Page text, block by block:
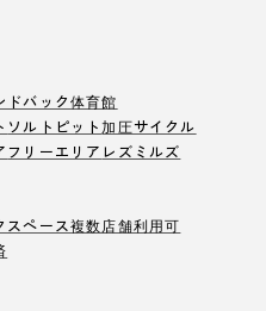
ドバック体育館
ソルトピット加圧サイクル
フリーエリア レズミルズ
スペース複数店舗利用可